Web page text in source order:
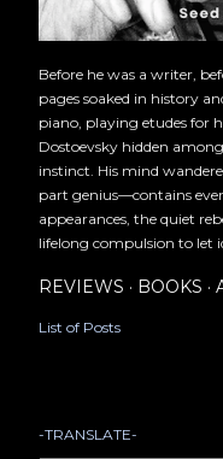
Before he was a writer,
pages soaked in history
piano, playing etudes for
Dostoevsky hidden
instinct. His mind
part genius—contains
appearances, the quiet
lifelong compulsion to let
REVIEWS BOOKS
List of Posts
-TRANSLATE-